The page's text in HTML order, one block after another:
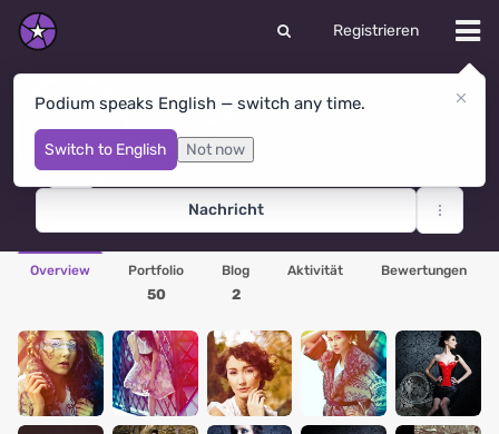
Registrieren
Podium speaks English — switch any time.
Switch to English Not now
Евгения Р.
Moskau · Russland
Nachricht
Overview Portfolio
50
Blog
2
Aktivität Bewertungen